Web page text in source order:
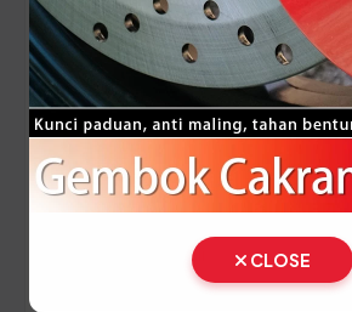
Setiap lima tahun, pemilik
melakukan pergantian pelat
kendaraan. Siapkan dokumen
STNK asli
KTP asli
SKPD asli
BPKB asli & copy
CLOSE